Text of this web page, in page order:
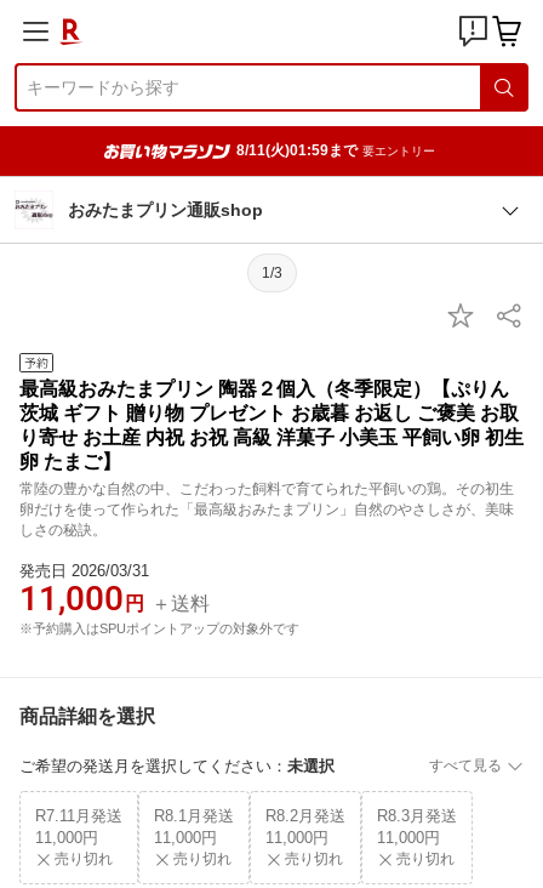
8/11(火)01:59まで 要エントリー
おみたまプリン通販shop
1/3
最高級おみたまプリン 陶器２個入（冬季限定）【ぷりん
茨城 ギフト 贈り物 プレゼント お歳暮 お返し ご褒美 お取
り寄せ お土産 内祝 お祝 高級 洋菓子 小美玉 平飼い卵 初生
卵 たまご】
常陸の豊かな自然の中、こだわった飼料で育てられた平飼いの鶏。その初生
卵だけを使って作られた「最高級おみたまプリン」自然のやさしさが、美味
しさの秘訣。
発売日 2026/03/31
11,000 円 ＋送料
※予約購入はSPUポイントアップの対象外です
商品詳細を選択
ご希望の発送月を選択してください ： 未選択 すべて見る
R7.11月発送
11,000円
売り切れ
R8.1月発送
11,000円
売り切れ
R8.2月発送
11,000円
売り切れ
R8.3月発送
11,000円
売り切れ